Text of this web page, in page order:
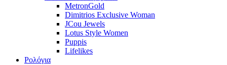
MetronGold
Dimitrios Exclusive Woman
JCou Jewels
Lotus Style Women
Puppis
Lifelikes
Ρολόγια